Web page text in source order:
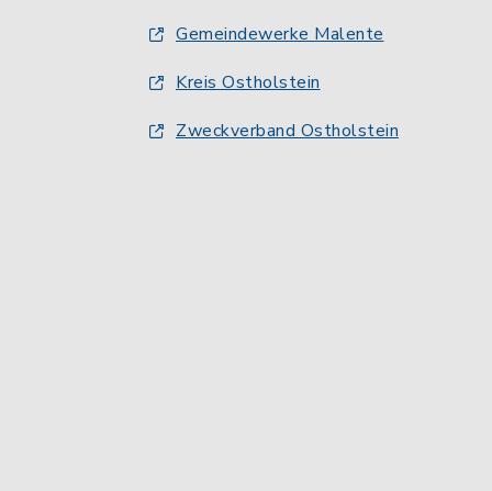
Gemeindewerke Malente
Kreis Ostholstein
Zweckverband Ostholstein